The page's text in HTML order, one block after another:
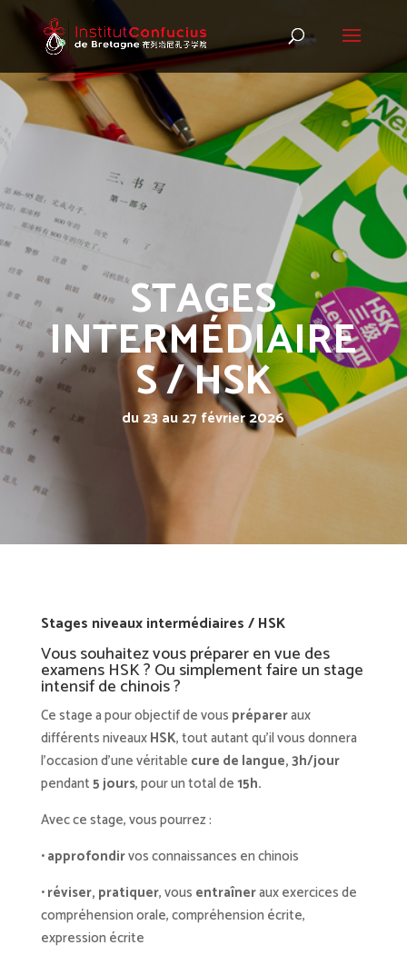
STAGES
INTERMÉDIAIRE
S / HSK
du 23 au 27 février 2026
Stages niveaux intermédiaires / HSK
Vous souhaitez vous préparer en vue des
examens HSK ? Ou simplement faire un stage
intensif de chinois ?
Ce stage a pour objectif de vous prépareraux
différents niveauxHSK, tout autant qu’il vous donnera
l’occasion d’une véritable cure de langue, 3h/jour
pendant5 jours, pour un total de15h.
Avec ce stage, vous pourrez :
•approfondirvos connaissances en chinois
•réviser, pratiquer, vous entraîneraux exercices de
compréhension orale, compréhension écrite,
expression écrite